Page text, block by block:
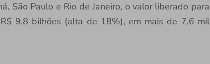
São Paulo e Rio de Janeiro, o valor liberado para
9,8 bilhões (alta de 18%), em mais de 7,6 mil